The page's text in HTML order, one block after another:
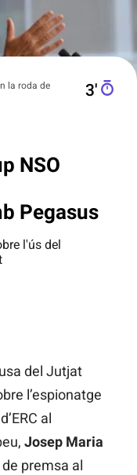
la roda de
3′
NSO
Pegasus
l'ús del
del Jutjat
l’espionatge
al
Josep Maria
premsa al